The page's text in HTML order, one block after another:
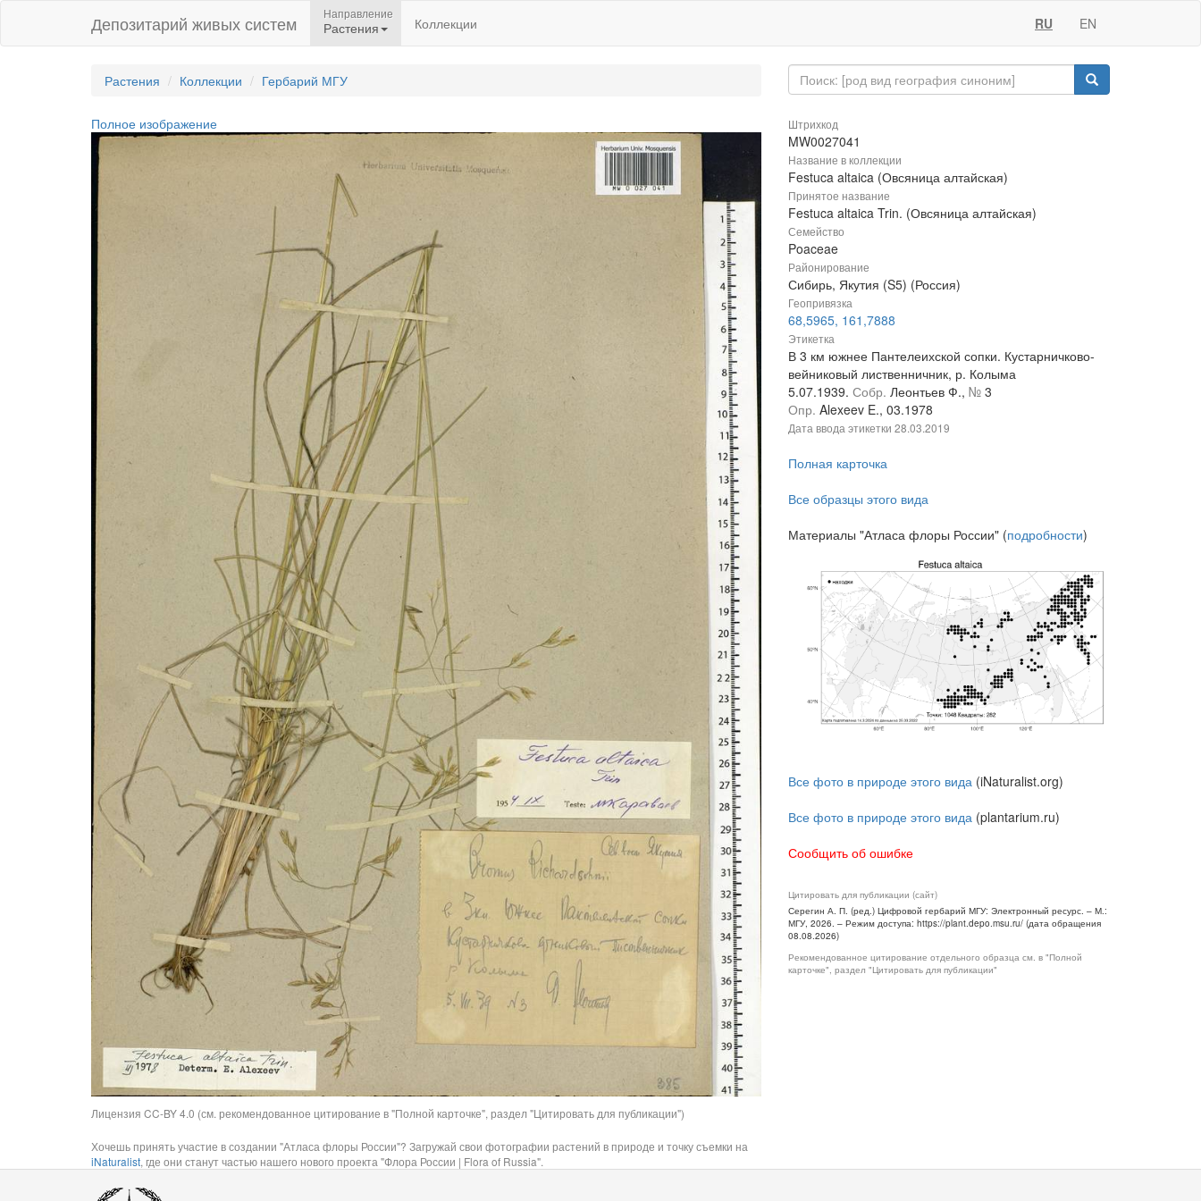
Депозитарий живых систем Направление
Растения Коллекции RU EN
Растения Коллекции Гербарий МГУ
Полное изображение
Лицензия CC-BY 4.0 (см. рекомендованное цитирование в "Полной карточке", раздел "Цитировать для публикации")
Хочешь принять участие в создании "Атласа флоры России"? Загружай свои фотографии растений в природе и точку съемки на
iNaturalist, где они станут частью нашего нового проекта "Флора России | Flora of Russia".
Штрихкод
MW0027041
Название в коллекции
Festuca altaica (Овсяница алтайская)
Принятое название
Festuca altaica Trin. (Овсяница алтайская)
Семейство
Poaceae
Районирование
Сибирь, Якутия (S5) (Россия)
Геопривязка
68,5965, 161,7888
Этикетка
В 3 км южнее Пантелеихской сопки. Кустарничково-
вейниковый лиственничник, р. Колыма
5.07.1939. Собр. Леонтьев Ф., № 3
Опр. Alexeev E., 03.1978
Дата ввода этикетки 28.03.2019
Полная карточка
Все образцы этого вида
Материалы "Атласа флоры России" (подробности)
Все фото в природе этого вида (iNaturalist.org)
Все фото в природе этого вида (plantarium.ru)
Сообщить об ошибке
Цитировать для публикации (сайт)
Серегин А. П. (ред.) Цифровой гербарий МГУ: Электронный ресурс. – М.:
МГУ, 2026. – Режим доступа: https://plant.depo.msu.ru/ (дата обращения
08.08.2026)
Рекомендованное цитирование отдельного образца см. в "Полной
карточке", раздел "Цитировать для публикации"